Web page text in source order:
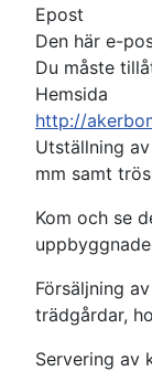
Epost
Den här e-
Du måste
Hemsida
http://
Utställning
mm samt
Kom och se
Försäljning
trädgårdar,
Servering av